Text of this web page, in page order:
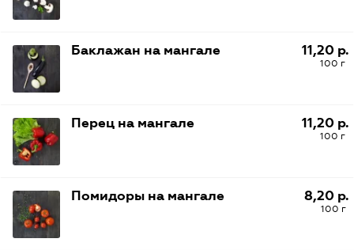
11,20 р.
100 г
Баклажан на мангале
11,20 р.
100 г
Перец на мангале
8,20 р.
100 г
Помидоры на мангале